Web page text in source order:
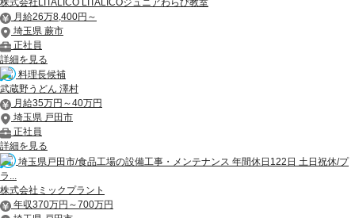
月給26万8,400円～
埼玉県 蕨市
正社員
詳細を見る
料理長候補
武蔵野うどん 澤村
月給35万円～40万円
埼玉県 戸田市
正社員
詳細を見る
埼玉県戸田市/食品工場の設備工事・メンテナンス 年間休日122日 土日祝休/プ
ラ...
株式会社ミックプラント
年収370万円～700万円